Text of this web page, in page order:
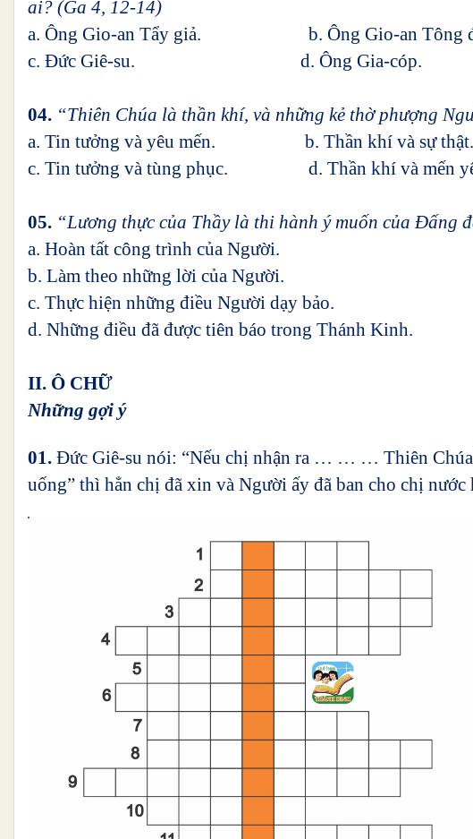
ai? (Ga 4, 12-14)
a. Ông Gio-an Tẩy giả. b. Ông Gio-an Tông
c. Đức Giê-su. d. Ông Gia-cóp.
04. “Thiên Chúa là thần khí, và những kẻ thờ phượng
a. Tin tưởng và yêu mến. b. Thần khí và sự thật.
c. Tin tưởng và tùng phục. d. Thần khí và mến
05. “Lương thực của Thầy là thi hành ý muốn của Đấng
a. Hoàn tất công trình của Người.
b. Làm theo những lời của Người.
c. Thực hiện những điều Người dạy bảo.
d. Những điều đã được tiên báo trong Thánh Kinh.
II. Ô CHỮ
Những gợi ý
01. Đức Giê-su nói: “Nếu chị nhận ra … … … Thiên
uống” thì hẳn chị đã xin và Người ấy đã ban cho chị nước